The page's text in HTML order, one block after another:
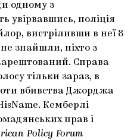
одному з
увірвавшись, поліція
вистріливши в неї 8
знайшли, ніхто з
Справа
тільки зараз, в
вбивства Джорджа
Кемберлі
прав і
Policy Forum